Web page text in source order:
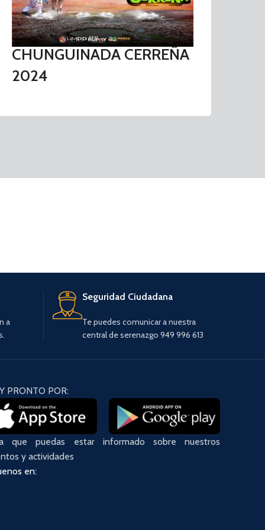
CHUNGUINADA CERREÑA
2024
a
Seguridad Ciudadana
Te puedes comunicar a nuestra
central de serenazgo 949 996 613
PRONTO POR:
que puedas estar informado sobre nuestros
y actividades
en: